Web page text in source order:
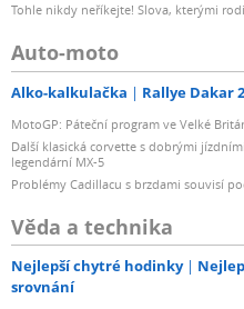
Tohle nikdy neříkejte! Slova, kterými
Auto-moto
Alko-kalkulačka Rallye Dakar
MotoGP: Páteční program ve Velké
Další klasická corvette s dobrými
legendární MX-5
Problémy Cadillacu s brzdami souvisí
Věda a technika
Nejlepší chytré hodinky
srovnání